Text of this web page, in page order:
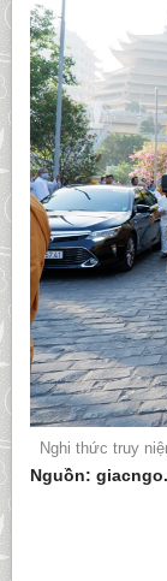
Nghi thức truy
Nguồn: